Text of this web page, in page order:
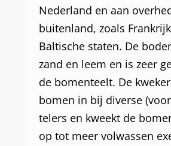
Nederland en aan
buitenland, zoals
Baltische staten. De
zand en leem en is zeer
de bomenteelt. De
bomen in bij diverse
telers en kweekt de
op tot meer volwassen